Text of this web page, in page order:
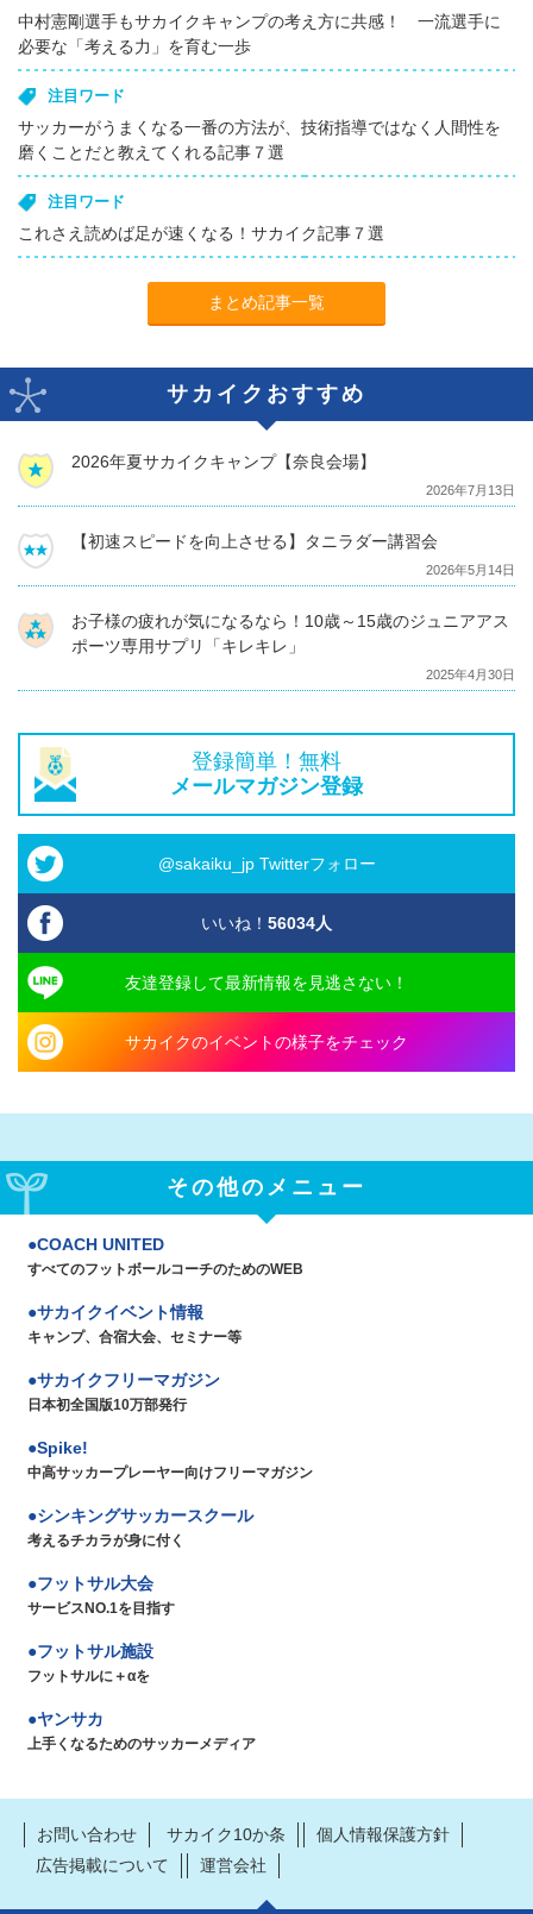
中村憲剛選手もサカイクキャンプの考え方に共感！ 一流選手に
必要な「考える力」を育む一歩
注目ワード
サッカーがうまくなる一番の方法が、技術指導ではなく人間性を
磨くことだと教えてくれる記事７選
注目ワード
これさえ読めば足が速くなる！サカイク記事７選
まとめ記事一覧
サカイクおすすめ
2026年夏サカイクキャンプ【奈良会場】
2026年7月13日
【初速スピードを向上させる】タニラダー講習会
2026年5月14日
お子様の疲れが気になるなら！10歳～15歳のジュニアアス
ポーツ専用サプリ「キレキレ」
2025年4月30日
登録簡単！無料
メールマガジン登録
@sakaiku_jp Twitterフォロー
いいね！ 56034人
友達登録して最新情報を見逃さない！
サカイクのイベントの様子をチェック
その他のメニュー
COACH UNITED
すべてのフットボールコーチのためのWEB
サカイクイベント情報
キャンプ、合宿大会、セミナー等
サカイクフリーマガジン
日本初全国版10万部発行
Spike!
中高サッカープレーヤー向けフリーマガジン
シンキングサッカースクール
考えるチカラが身に付く
フットサル大会
サービスNO.1を目指す
フットサル施設
フットサルに＋αを
ヤンサカ
上手くなるためのサッカーメディア
お問い合わせ サカイク10か条
個人情報保護方針
広告掲載について
運営会社